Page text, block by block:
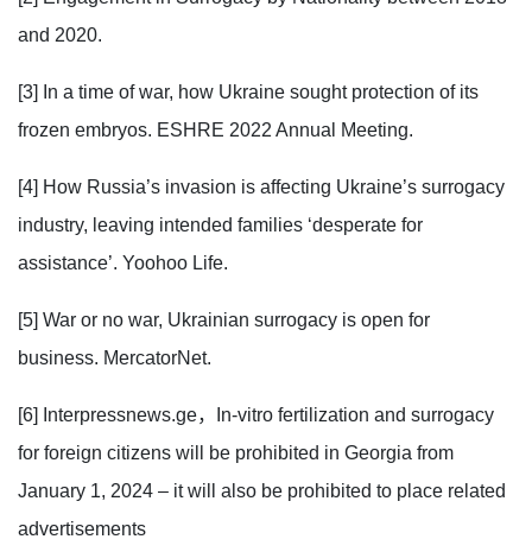
and 2020.
[3] In a time of war, how Ukraine sought protection of its
frozen embryos. ESHRE 2022 Annual Meeting.
[4] How Russia’s invasion is affecting Ukraine’s surrogacy
industry, leaving intended families ‘desperate for
assistance’. Yoohoo Life.
[5] War or no war, Ukrainian surrogacy is open for
business. MercatorNet.
[6] Interpressnews.ge，In-vitro fertilization and surrogacy
for foreign citizens will be prohibited in Georgia from
January 1, 2024 – it will also be prohibited to place related
advertisements